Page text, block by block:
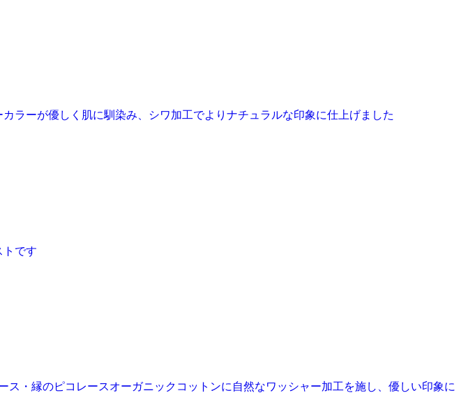
ラーが優しく肌に馴染み、シワ加工でよりナチュラルな印象に仕上げました
トです
・縁のピコレースオーガニックコットンに自然なワッシャー加工を施し、優しい印象に